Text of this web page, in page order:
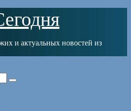
и актуальных новостей из